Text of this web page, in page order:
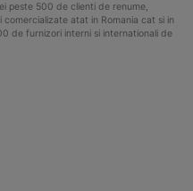
peste 500 de clienti de renume,
atat in Romania cat si in
de furnizori interni si internationali de